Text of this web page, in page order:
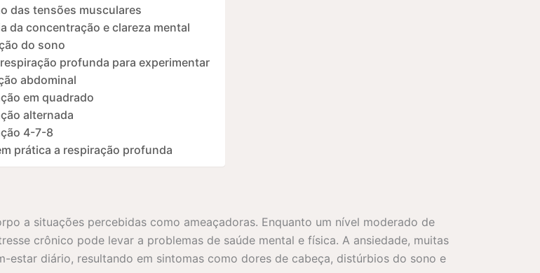
das tensões musculares
da concentração e clareza mental
do sono
profunda para experimentar
abdominal
em quadrado
alternada
4-7-8
prática a respiração profunda
a situações percebidas como ameaçadoras. Enquanto um nível moderado de
crônico pode levar a problemas de saúde mental e física. A ansiedade, muitas
estar diário, resultando em sintomas como dores de cabeça, distúrbios do sono e